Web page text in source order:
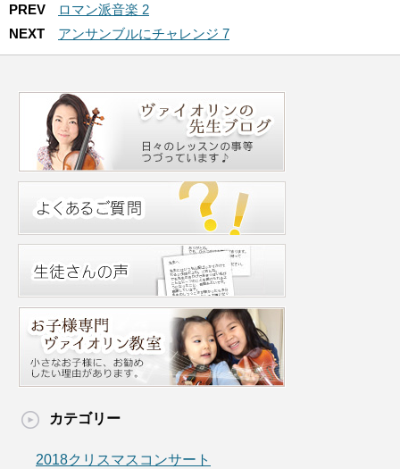
PREV
ロマン派音楽 2
NEXT
アンサンブルにチャレンジ 7
カテゴリー
2018クリスマスコンサート